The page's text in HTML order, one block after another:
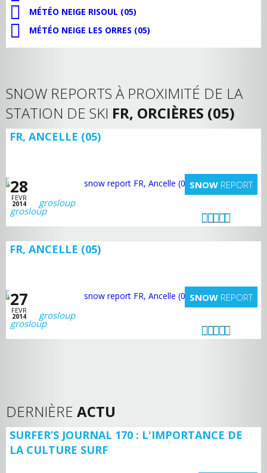
MÉTÉO NEIGE RISOUL (05)
MÉTÉO NEIGE LES ORRES (05)
SNOW REPORTS À PROXIMITÉ DE LA
STATION DE SKI FR, ORCIÈRES (05)
FR, ANCELLE (05)
28
FEVR
2014
SNOW REPORT
grosloup
FR, ANCELLE (05)
27
FEVR
2014
SNOW REPORT
grosloup
DERNIÈRE ACTU
SURFER’S JOURNAL 170 : L'IMPORTANCE DE
LA CULTURE SURF